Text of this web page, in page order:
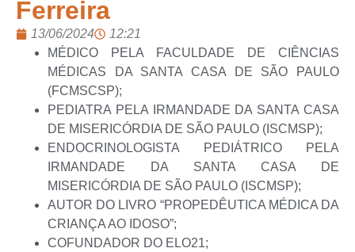
Ferreira
13/06/2024
12:21
MÉDICO PELA FACULDADE DE CIÊNCIAS
MÉDICAS DA SANTA CASA DE SÃO PAULO
(FCMSCSP);
PEDIATRA PELA IRMANDADE DA SANTA CASA
DE MISERICÓRDIA DE SÃO PAULO (ISCMSP);
ENDOCRINOLOGISTA PEDIÁTRICO PELA
IRMANDADE DA SANTA CASA DE
MISERICÓRDIA DE SÃO PAULO (ISCMSP);
AUTOR DO LIVRO “PROPEDÊUTICA MÉDICA DA
CRIANÇA AO IDOSO”;
COFUNDADOR DO ELO21;